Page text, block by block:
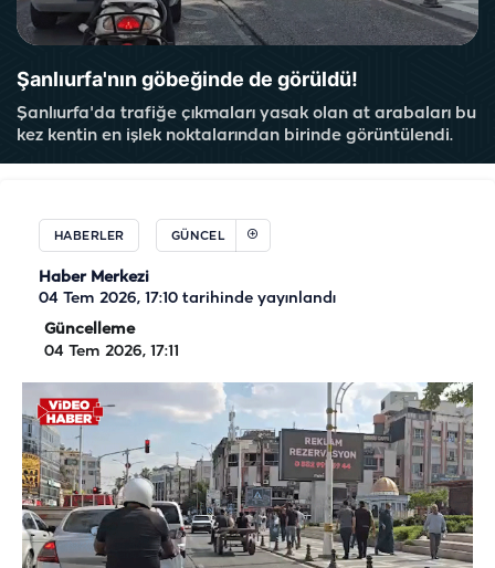
Şanlıurfa'nın göbeğinde de görüldü!
Şanlıurfa'da trafiğe çıkmaları yasak olan at arabaları bu
kez kentin en işlek noktalarından birinde görüntülendi.
HABERLER GÜNCEL
Haber Merkezi
04 Tem 2026, 17:10 tarihinde yayınlandı
Güncelleme
04 Tem 2026, 17:11